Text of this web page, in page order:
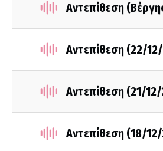
Αντεπίθεση
Αντεπίθεση (22/
Αντεπίθεση (21/
Αντεπίθεση (18/